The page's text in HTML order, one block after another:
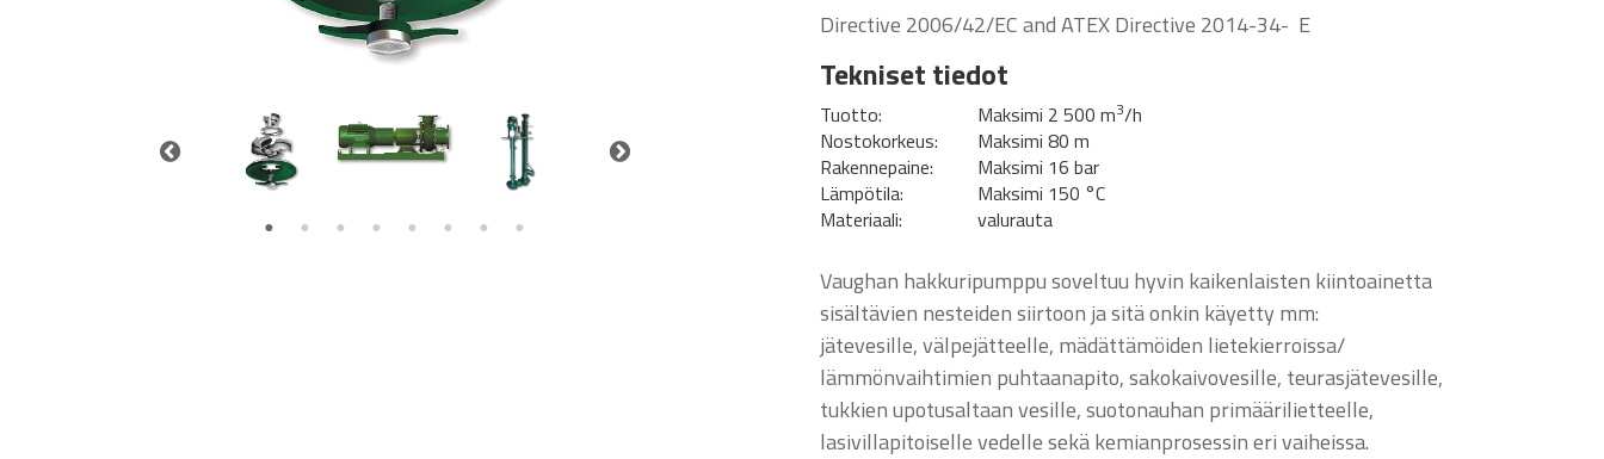
Directive 2006/42/EC and ATEX Directive 2014-34- E
Tekniset tiedot
Tuotto: Maksimi 2 500 m3/h
Nostokorkeus:
Maksimi 80 m
Rakennepaine:
Maksimi 16 bar
Lämpötila:
Maksimi 150 °C
Materiaali:
valurauta
Vaughan hakkuripumppu soveltuu hyvin kaikenlaisten kiintoainetta
sisältävien nesteiden siirtoon ja sitä onkin käyetty mm:
jätevesille, välpejätteelle, mädättämöiden lietekierroissa/
lämmönvaihtimien puhtaanapito, sakokaivovesille, teurasjätevesille,
tukkien upotusaltaan vesille, suotonauhan primäärilietteelle,
lasivillapitoiselle vedelle sekä kemianprosessin eri vaiheissa.